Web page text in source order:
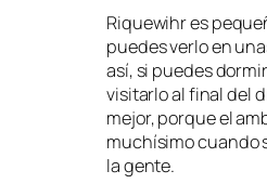
Riquewihr es
puedes verlo en
así, si puedes
visitarlo al final del
mejor, porque el
muchísimo cuando
la gente.